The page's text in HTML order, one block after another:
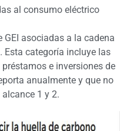
al consumo eléctrico
asociadas a la cadena
Esta categoría incluye las
e inversiones de
anualmente y que no
1 y 2.